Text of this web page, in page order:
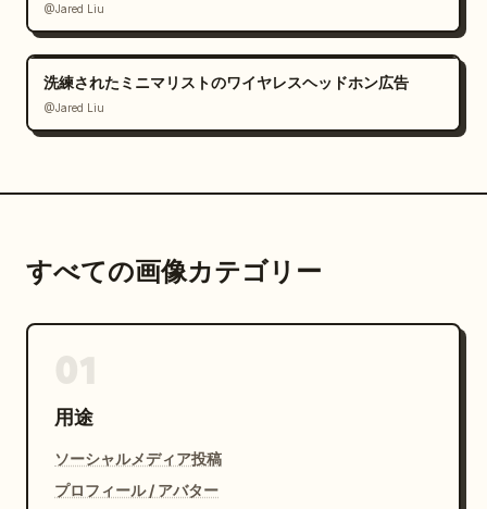
@Jared Liu
洗練されたミニマリストのワイヤレスヘッドホン広告
@Jared Liu
すべての画像カテゴリー
用途
ソーシャルメディア投稿
プロフィール / アバター